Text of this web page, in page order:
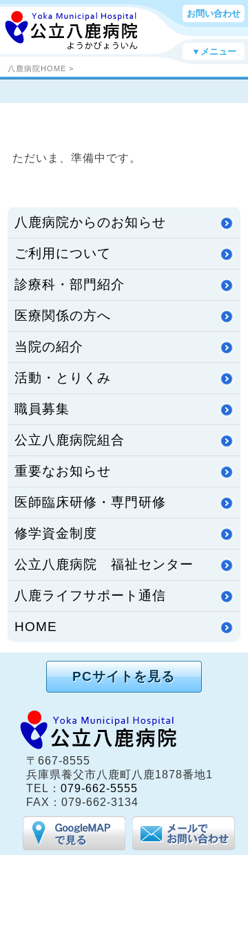
お問い合わせ
▼メニュー
八鹿病院HOME >
ただいま、準備中です。
八鹿病院からのお知らせ
ご利用について
診療科・部門紹介
医療関係の方へ
当院の紹介
活動・とりくみ
職員募集
公立八鹿病院組合
重要なお知らせ
医師臨床研修・専門研修
修学資金制度
公立八鹿病院 福祉センター
八鹿ライフサポート通信
HOME
PCサイトを見る
〒667-8555
兵庫県養父市八鹿町八鹿1878番地1
TEL： 079-662-5555
FAX：079-662-3134